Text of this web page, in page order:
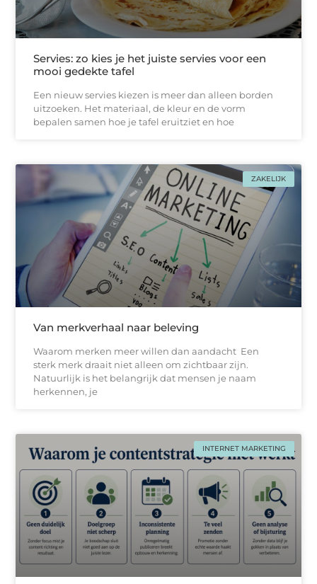
Servies: zo kies je het juiste servies voor een
mooi gedekte tafel
Een nieuw servies kiezen is meer dan alleen borden
uitzoeken. Het materiaal, de kleur en de vorm
bepalen samen hoe je tafel eruitziet en hoe
ZAKELIJK
Van merkverhaal naar beleving
Waarom merken meer willen dan aandacht Een
sterk merk draait niet alleen om zichtbaar zijn.
Natuurlijk is het belangrijk dat mensen je naam
herkennen, je
INTERNET MARKETING